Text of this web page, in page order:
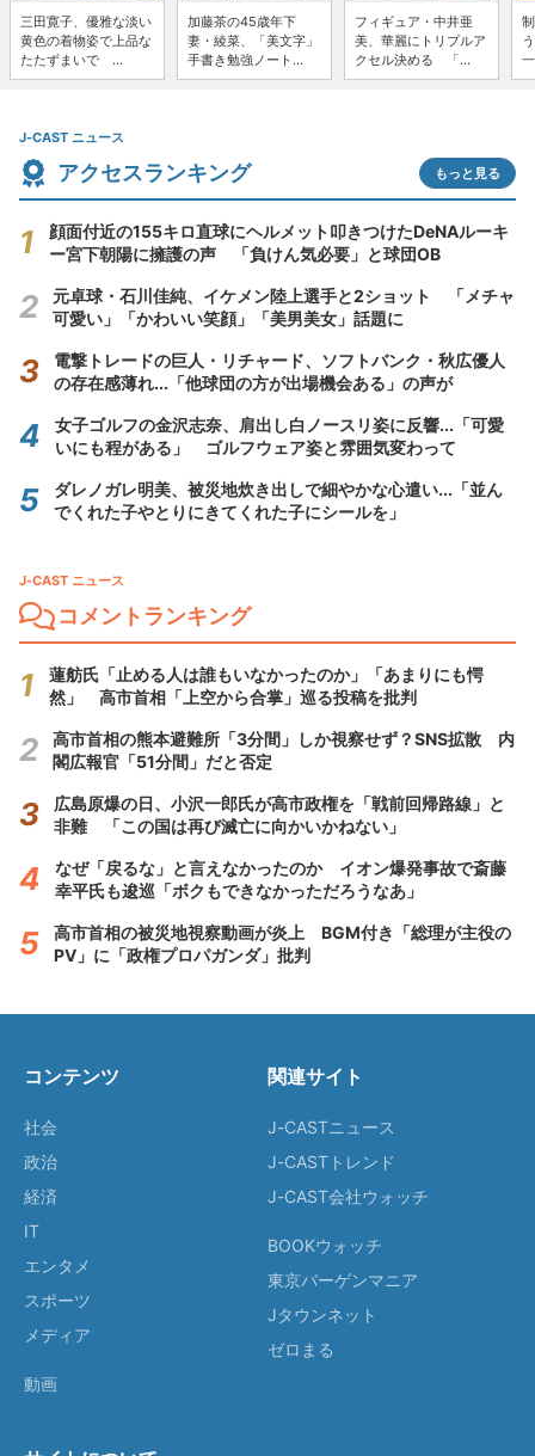
三田寛子、優雅な淡い
黄色の着物姿で上品な
たたずまいで ...
加藤茶の45歳年下
妻・綾菜、「美文字」
手書き勉強ノート...
フィギュア・中井亜
美、華麗にトリプルア
クセル決める 「...
J-CAST ニュース
アクセスランキング もっと見る
顔面付近の155キロ直球にヘルメット叩きつけたDeNAルーキ
ー宮下朝陽に擁護の声 「負けん気必要」と球団OB
元卓球・石川佳純、イケメン陸上選手と2ショット 「メチャ
可愛い」「かわいい笑顔」「美男美女」話題に
電撃トレードの巨人・リチャード、ソフトバンク・秋広優人
の存在感薄れ...「他球団の方が出場機会ある」の声が
女子ゴルフの金沢志奈、肩出し白ノースリ姿に反響...「可愛
いにも程がある」 ゴルフウェア姿と雰囲気変わって
ダレノガレ明美、被災地炊き出しで細やかな心遣い...「並ん
でくれた子やとりにきてくれた子にシールを」
J-CAST ニュース
コメントランキング
蓮舫氏「止める人は誰もいなかったのか」「あまりにも愕
然」 高市首相「上空から合掌」巡る投稿を批判
高市首相の熊本避難所「3分間」しか視察せず？SNS拡散 内
閣広報官「51分間」だと否定
広島原爆の日、小沢一郎氏が高市政権を「戦前回帰路線」と
非難 「この国は再び滅亡に向かいかねない」
なぜ「戻るな」と言えなかったのか イオン爆発事故で斎藤
幸平氏も逡巡「ボクもできなかっただろうなあ」
高市首相の被災地視察動画が炎上 BGM付き「総理が主役の
PV」に「政権プロパガンダ」批判
コンテンツ
社会
政治
経済
IT
エンタメ
スポーツ
メディア
動画
関連サイト
J-CASTニュース
J-CASTトレンド
J-CAST会社ウォッチ
BOOKウォッチ
東京バーゲンマニア
Jタウンネット
ゼロまる